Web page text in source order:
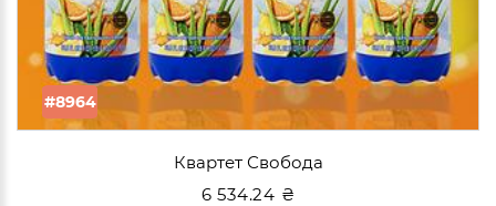
#8964
Квартет Свобода
6 534.24 ₴